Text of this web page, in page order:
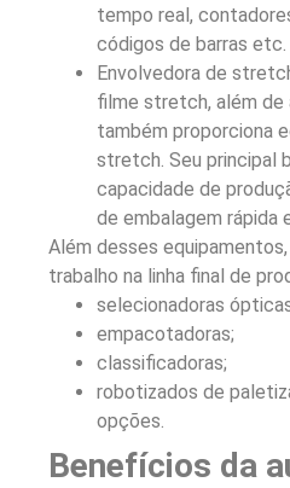
tempo real,
códigos de barras etc.
Envolvedora de
filme stretch, além de
também proporciona
stretch. Seu principal
capacidade de
de embalagem rápida
Além desses
trabalho na linha final de
selecionadoras
empacotadoras;
classificadoras;
robotizados de
opções.
Benefícios da